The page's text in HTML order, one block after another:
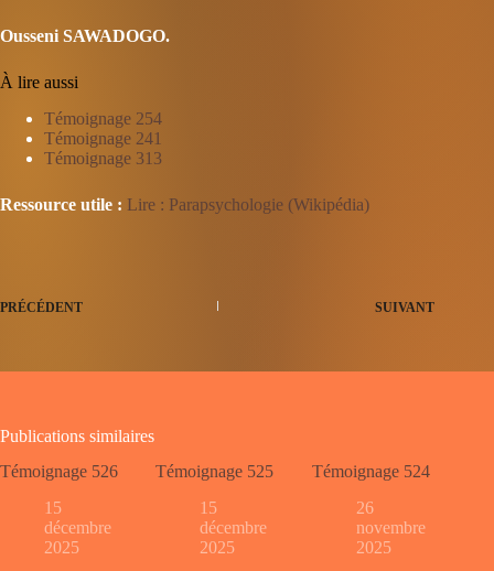
Ousseni SAWADOGO.
À lire aussi
Témoignage 254
Témoignage 241
Témoignage 313
Ressource utile : Lire : Parapsychologie (Wikipédia)
PRÉCÉDENT SUIVANT
Publications similaires
Témoignage 526
15
décembre
2025
Témoignage 525
15
décembre
2025
Témoignage 524
26
novembre
2025